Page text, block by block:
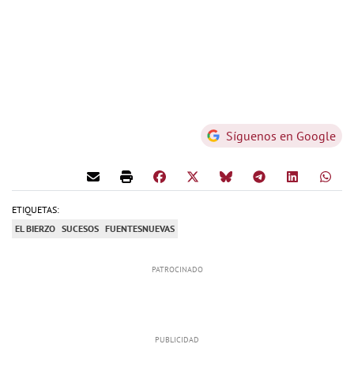
Síguenos en Google
ETIQUETAS:
EL BIERZO SUCESOS FUENTESNUEVAS